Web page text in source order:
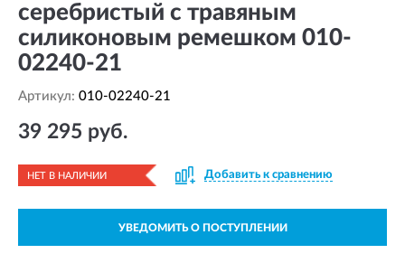
серебристый с травяным
силиконовым ремешком 010-
02240-21
Артикул: 010-02240-21
39 295 руб.
НЕТ В НАЛИЧИИ Добавить к сравнению
УВЕДОМИТЬ О ПОСТУПЛЕНИИ